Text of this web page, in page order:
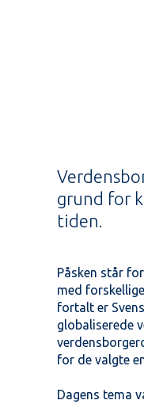
grund for
tiden.
Påsken står
med
fortalt er
globaliserede
for de valgte
Dagens tema